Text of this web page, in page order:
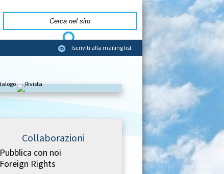
Iscriviti alla mailing list
Collaborazioni
Pubblica con noi
Foreign Rights